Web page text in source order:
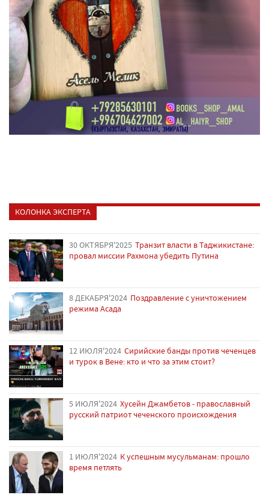
КОЛОНКА ЭКСПЕРТА
30 ОКТЯБРЯ'2025 Транзит власти в Таджикистане:
провал миссии Рахмона убедить Путина
8 ДЕКАБРЯ'2024 Поздравление с уничтожением
режима Асада
12 ИЮЛЯ'2024 Сирийские банды против чеченцев
и турок в Вене: кто и что за этим стоит?
5 ИЮЛЯ'2024 Хусейн Джамбетов - православный
русский патриот чеченского происхождения
1 ИЮЛЯ'2024 К успешным мусульманам: прошло
время петлять